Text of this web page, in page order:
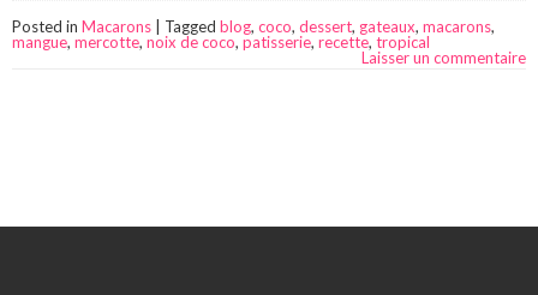
Posted in Macarons Tagged blog, coco, dessert, gateaux, macarons,
mangue, mercotte, noix de coco, patisserie, recette, tropical
Laisser un commentaire